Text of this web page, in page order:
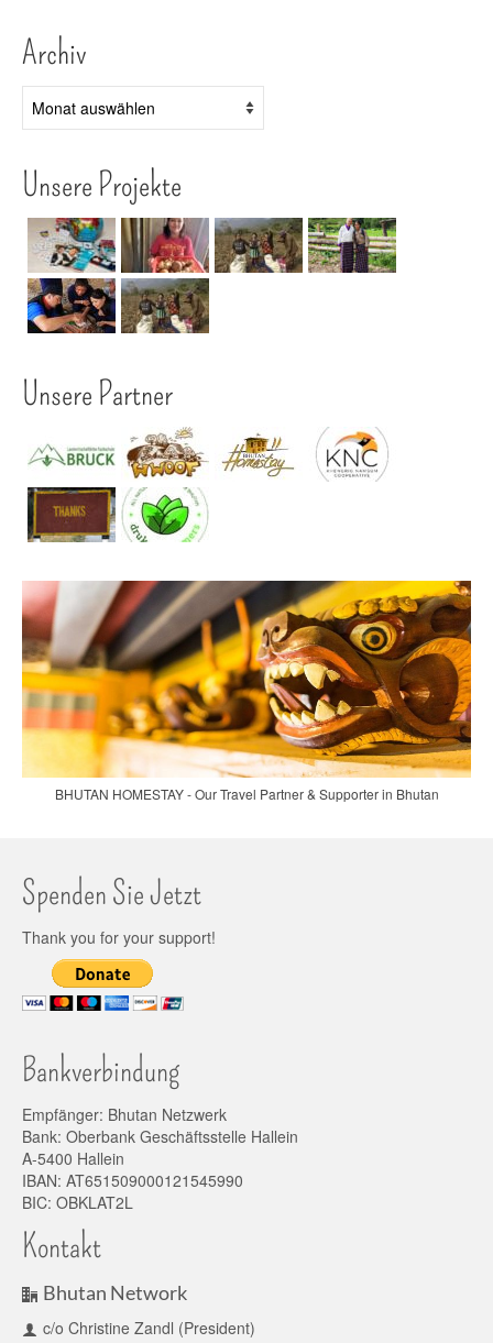
Archiv
Unsere Projekte
Unsere Partner
BHUTAN HOMESTAY - Our Travel Partner & Supporter in Bhutan
Spenden Sie Jetzt
Thank you for your support!
Bankverbindung
Empfänger: Bhutan Netzwerk
Bank: Oberbank Geschäftsstelle Hallein
A-5400 Hallein
IBAN: AT651509000121545990
BIC: OBKLAT2L
Kontakt
Bhutan Network
c/o Christine Zandl (President)